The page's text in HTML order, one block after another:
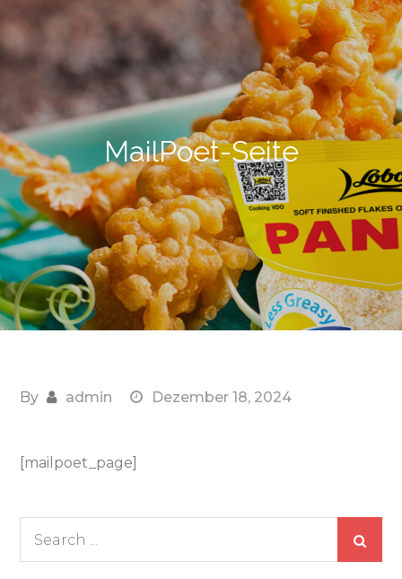
MailPoet-Seite
By admin Dezember 18, 2024
[mailpoet_page]